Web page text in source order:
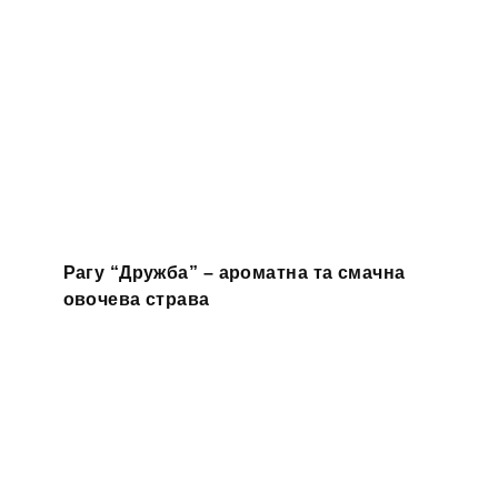
Рагу “Дружба” – ароматна та смачна
овочева страва